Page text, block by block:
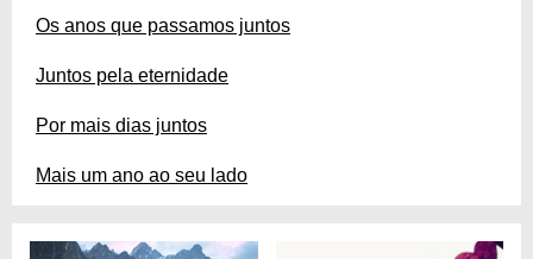
Os anos que passamos juntos
Juntos pela eternidade
Por mais dias juntos
Mais um ano ao seu lado